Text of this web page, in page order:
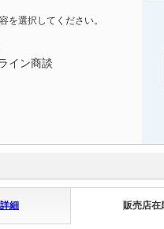
を選択してください。
イン商談
細 販売店在